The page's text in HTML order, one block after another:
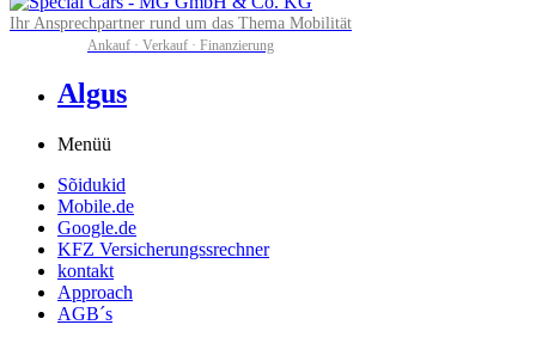
Ihr Ansprechpartner rund um das Thema Mobilität
Ankauf · Verkauf · Finanzierung
Algus
Menüü
Sõidukid
Mobile.de
Google.de
KFZ Versicherungssrechner
kontakt
Approach
AGB´s